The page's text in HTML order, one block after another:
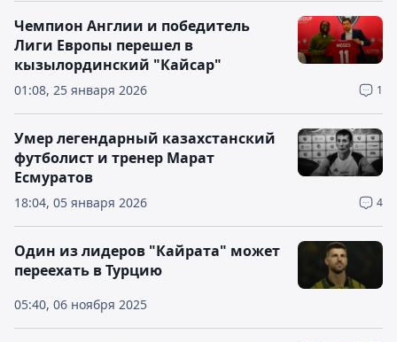
01:08, 25 января 2026 1
Чемпион Англии и победитель
Лиги Европы перешел в
кызылординский "Кайсар"
18:04, 05 января 2026 4
Умер легендарный казахстанский
футболист и тренер Марат
Есмуратов
05:40, 06 ноября 2025
Один из лидеров "Кайрата" может
переехать в Турцию